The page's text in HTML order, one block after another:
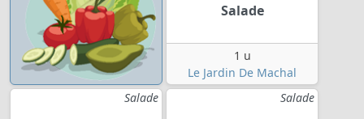
Salade
1 u
Le Jardin De Machal
Salade
Salade